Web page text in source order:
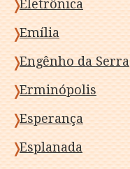
Eletrônica
Emília
Engênho da Serra
Erminópolis
Esperança
Esplanada